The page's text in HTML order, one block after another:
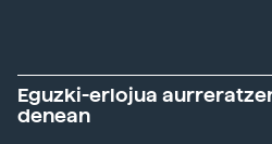
Eguzki-erlojua
denean